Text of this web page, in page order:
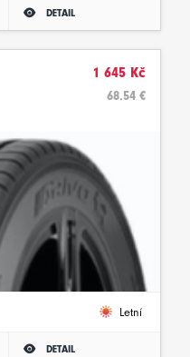
DETAIL
1 645 Kč
68.54 €
Letní
DETAIL